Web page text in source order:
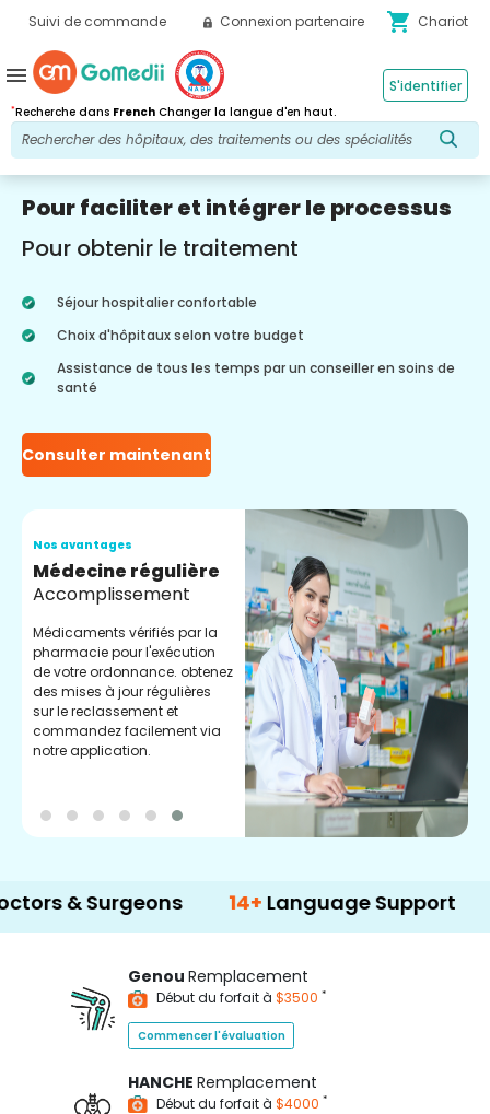
Suivi de commande Connexion partenaire shopping_cart Chariot
*Recherche dans French Changer la langue d'en haut.
S'identifier
menu
Pour faciliter et intégrer le processus
Pour obtenir le traitement
Séjour hospitalier confortable
Choix d'hôpitaux selon votre budget
Assistance de tous les temps par un conseiller en soins de
santé
Consulter maintenant
Nos avantages
Médecine régulière
Accomplissement
Médicaments vérifiés par la
pharmacie pour l'exécution
de votre ordonnance. obtenez
des mises à jour régulières
sur le reclassement et
commandez facilement via
notre application.
Surgeons 14+ Language Support
Genou Remplacement
Début du forfait à $3500 *
Commencer l'évaluation
HANCHE Remplacement
Début du forfait à $4000 *